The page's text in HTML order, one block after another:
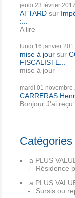
jeudi 23 février 2017
ATTARD sur
:...
A lire
lundi 16 janvier
mise à jour sur
FISCALISTE...
mise à jour
mardi 01 novembre
CARRERAS
Bonjour J'ai reçu
Catégories
a PLUS
Résidence
a PLUS
Sursis ou